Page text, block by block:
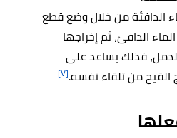
الدافئة من خلال وضع قطع
الدافئ، ثم إخراجها
فذلك يساعد على
القيح من تلقاء نفسه.[٧]